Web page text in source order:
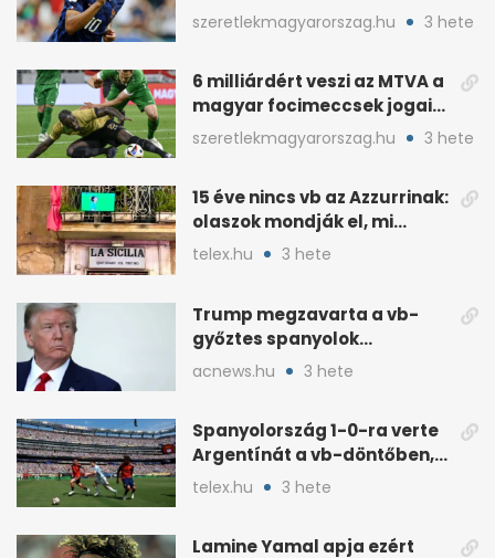
pofátlanságnak tűnt”
szeretlekmagyarorszag.hu 3 hete
6 milliárdért veszi az MTVA a
magyar focimeccsek jogait
a 2026–27-es idényre
szeretlekmagyarorszag.hu 3 hete
15 éve nincs vb az Azzurrinak:
olaszok mondják el, mi
romlott el
telex.hu 3 hete
Trump megzavarta a vb-
győztes spanyolok
ünneplését a trófeaátadón
acnews.hu 3 hete
Spanyolország 1-0-ra verte
Argentínát a vb-döntőben,
hosszabbításban
telex.hu 3 hete
Lamine Yamal apja ezért